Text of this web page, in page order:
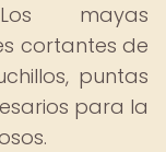
mayas
cortantes de
puntas
para la